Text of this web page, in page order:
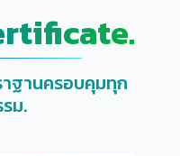
ฐานครอบคุมทุก
ม.